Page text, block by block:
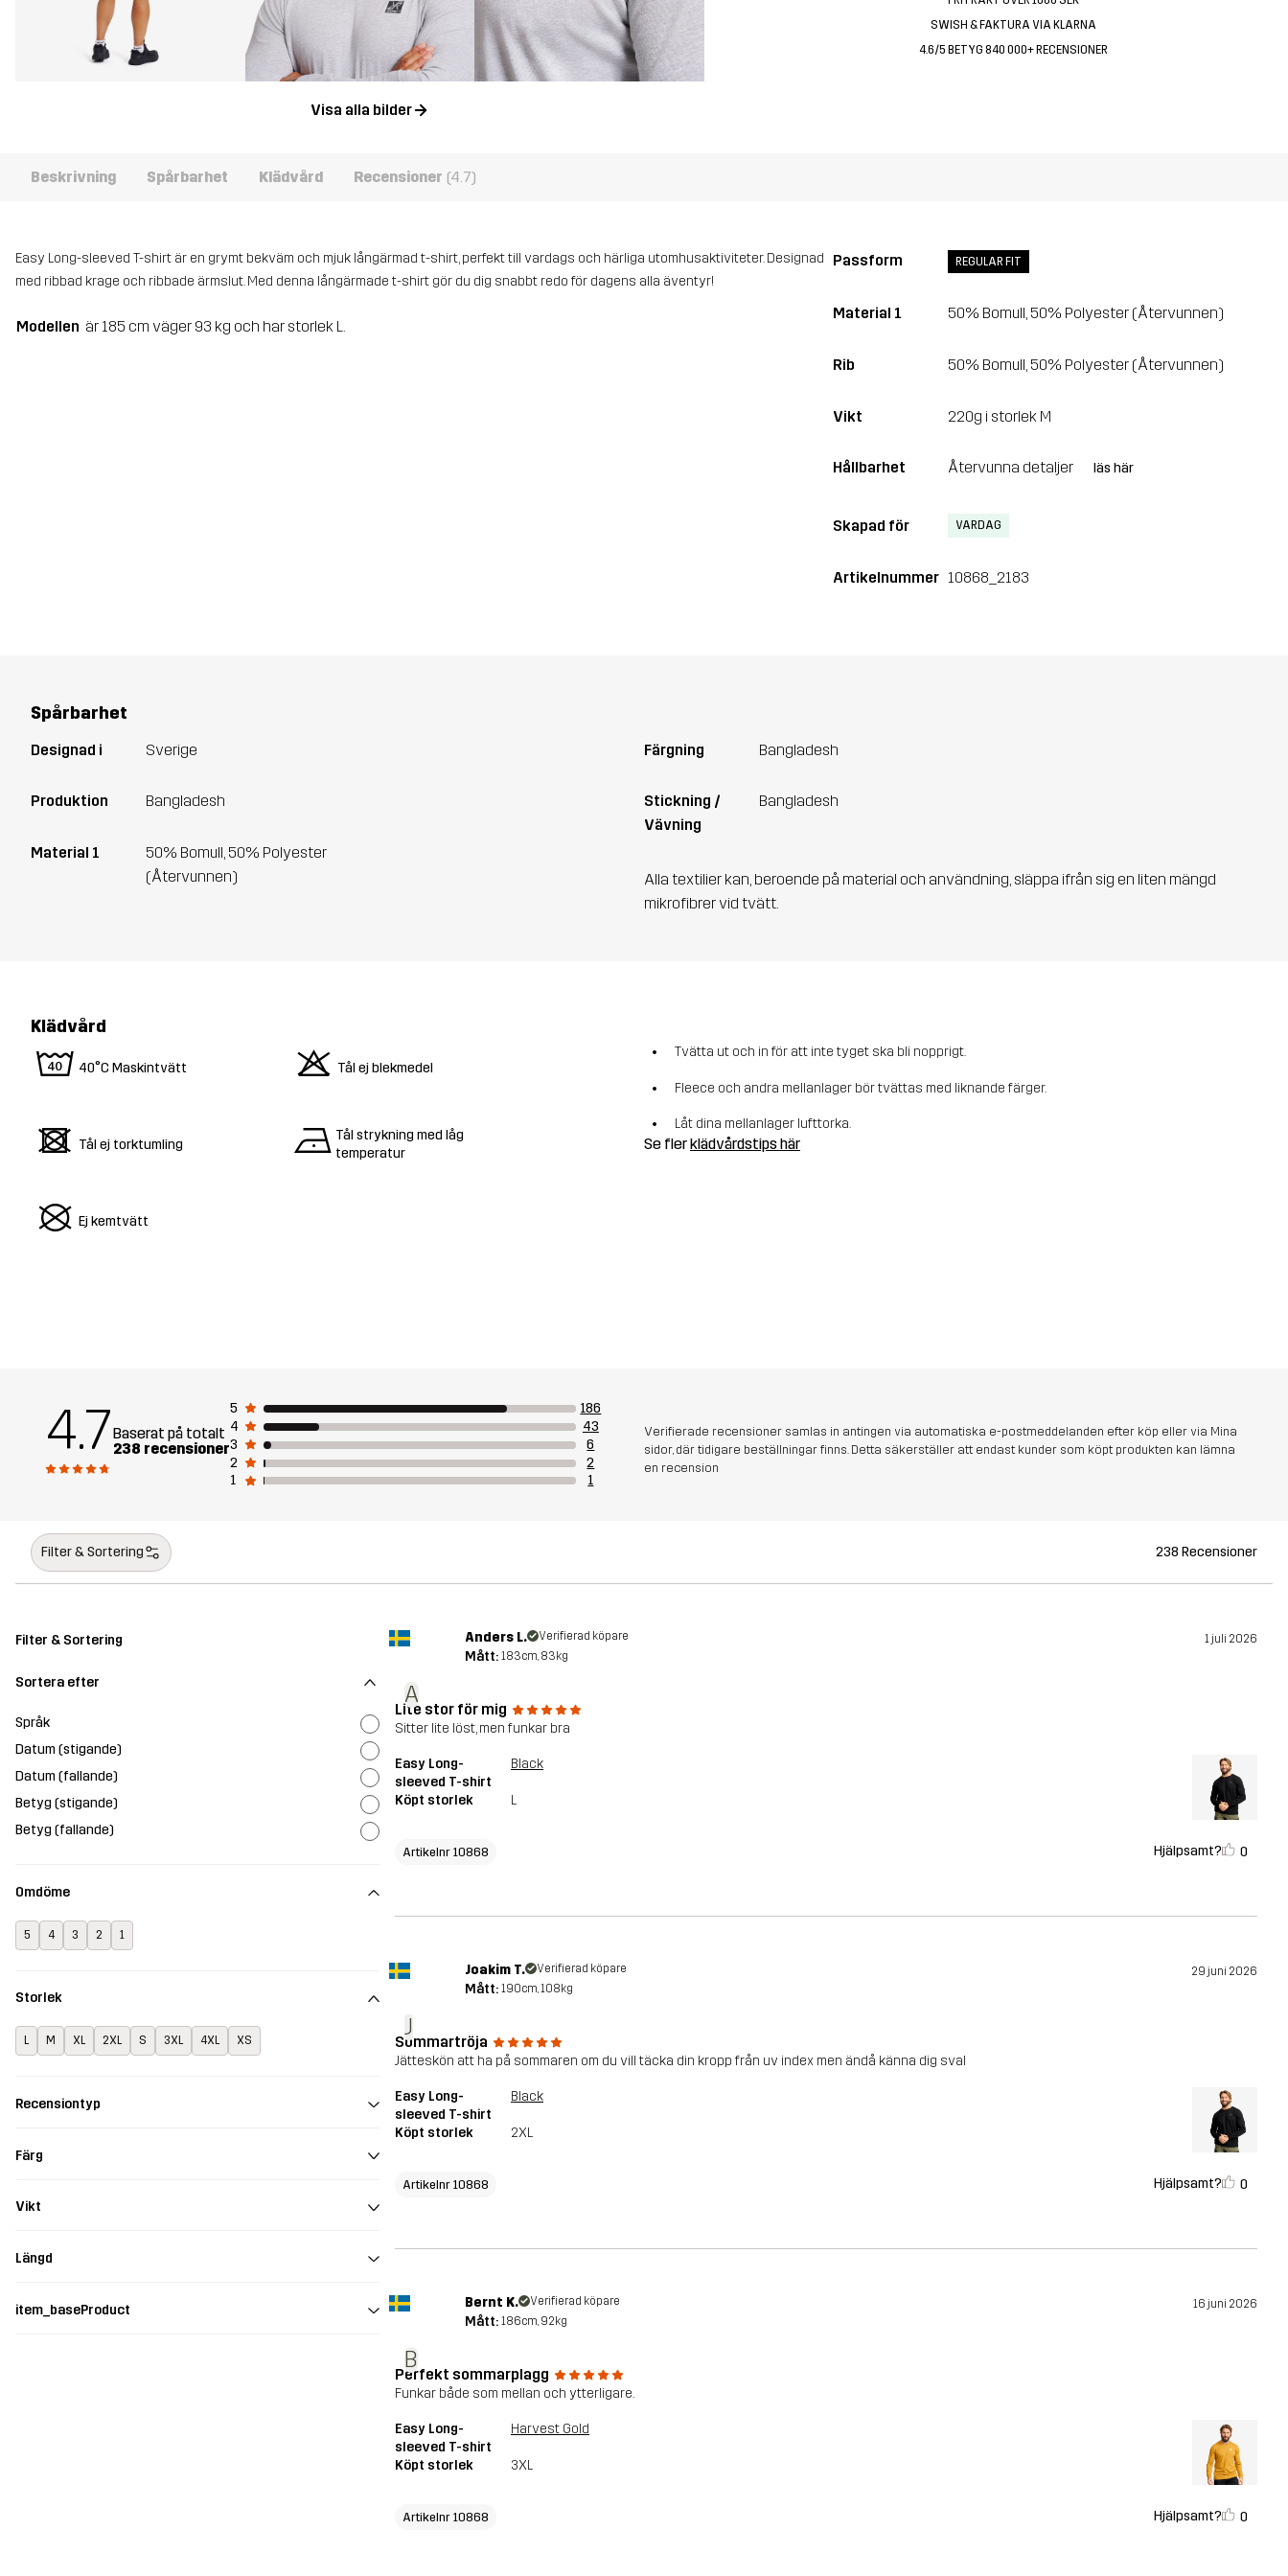
Visa alla bilder
SWISH & FAKTURA VIA KLARNA
4.6/5 BETYG 840 000+ RECENSIONER
Beskrivning Spårbarhet Klädvård Recensioner (4.7)
Easy Long-sleeved T-shirt är en grymt bekväm och mjuk långärmad t-shirt, perfekt till vardags och härliga utomhusaktiviteter. Designad
med ribbad krage och ribbade ärmslut. Med denna långärmade t-shirt gör du dig snabbt redo för dagens alla äventyr!
Modellen är 185 cm väger 93 kg och har storlek L.
Passform REGULAR FIT
Material 1 50% Bomull, 50% Polyester (Återvunnen)
Rib 50% Bomull, 50% Polyester (Återvunnen)
Vikt 220g i storlek M
Hållbarhet Återvunna detaljer läs här
Skapad för VARDAG
Artikelnummer 10868_2183
Spårbarhet
Designad i Sverige
Produktion Bangladesh
Material 1
50% Bomull, 50% Polyester
(Återvunnen)
Färgning Bangladesh
Stickning /
Vävning
Bangladesh
Alla textilier kan, beroende på material och användning, släppa ifrån sig en liten mängd
mikrofibrer vid tvätt.
Klädvård
8 40°C Maskintvätt o Tål ej blekmedel
d Tål ej torktumling n Tål strykning med låg
temperatur
U Ej kemtvätt
Tvätta ut och in för att inte tyget ska bli nopprigt.
Fleece och andra mellanlager bör tvättas med liknande färger.
Låt dina mellanlager lufttorka.
Se flerklädvårdstips här
4.7Baserat på totalt
238 recensioner
5
186
4
43
3
6
2
2
1
1
Verifierade recensioner samlas in antingen via automatiska e-postmeddelanden efter köp eller via Mina
sidor, där tidigare beställningar finns. Detta säkerställer att endast kunder som köpt produkten kan lämna
en recension
Filter & Sortering 238 Recensioner
Filter & Sortering
Sortera efter
Språk
Datum (stigande)
Datum (fallande)
Betyg (stigande)
Betyg (fallande)
Omdöme
5 4 3 2 1
Storlek
L M XL 2XL S 3XL 4XL XS
Recensiontyp
Färg
Vikt
Längd
item_baseProduct
A
Anders L. Verifierad köpare 1 juli 2026
Mått: 183cm, 83kg
Lite stor för mig
Sitter lite löst, men funkar bra
Easy Long-
sleeved T-shirt
Black
Köpt storlek L
Artikelnr 10868 Hjälpsamt? 0
J
Joakim T. Verifierad köpare 29 juni 2026
Mått: 190cm, 108kg
Sommartröja
Jätteskön att ha på sommaren om du vill täcka din kropp från uv index men ändå känna dig sval
Easy Long-
sleeved T-shirt
Black
Köpt storlek 2XL
Artikelnr 10868 Hjälpsamt? 0
B
Bernt K. Verifierad köpare 16 juni 2026
Mått: 186cm, 92kg
Perfekt sommarplagg
Funkar både som mellan och ytterligare.
Easy Long-
sleeved T-shirt
Harvest Gold
Köpt storlek 3XL
Artikelnr 10868 Hjälpsamt? 0